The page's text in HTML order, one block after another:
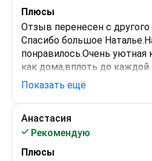
приветливая, корректная и
Плюсы
Отзыв перенесен с другого
Спасибо большое
понравилось.Очень уютная
как дома,вплоть до каждой
дома,даже не хотелось
расположние.До пляжа
этом доме Магнит и
Минусы
Показать ещё
Анастасия
Рекомендую
Плюсы